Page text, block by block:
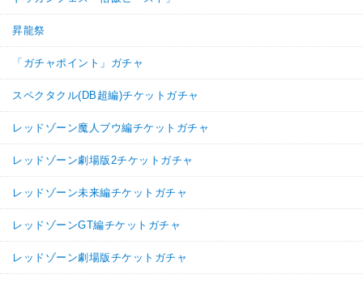
昇龍祭
「ガチャポイント」ガチャ
スペクタクル(DB超編)チケットガチャ
レッドゾーン魔人ブウ編チケットガチャ
レッドゾーン劇場版2チケットガチャ
レッドゾーン未来編チケットガチャ
レッドゾーンGT編チケットガチャ
レッドゾーン劇場版チケットガチャ